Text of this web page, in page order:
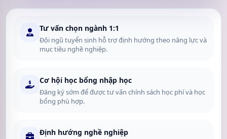
Tư vấn chọn ngành 1:1
Đội ngũ tuyển sinh hỗ trợ định hướng theo năng lực và
mục tiêu nghề nghiệp.
Cơ hội học bổng nhập học
Đăng ký sớm để được tư vấn chính sách học phí và học
bổng phù hợp.
Định hướng nghề nghiệp